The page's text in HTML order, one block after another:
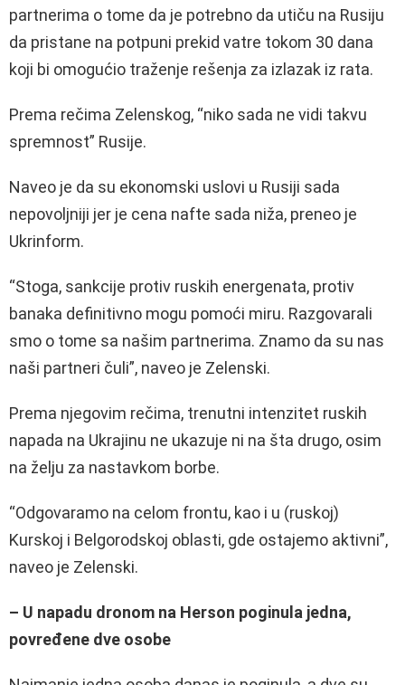
partnerima o tome da je potrebno da utiču na Rusiju
da pristane na potpuni prekid vatre tokom 30 dana
koji bi omogućio traženje rešenja za izlazak iz rata.
Prema rečima Zelenskog, “niko sada ne vidi takvu
spremnost” Rusije.
Naveo je da su ekonomski uslovi u Rusiji sada
nepovoljniji jer je cena nafte sada niža, preneo je
Ukrinform.
“Stoga, sankcije protiv ruskih energenata, protiv
banaka definitivno mogu pomoći miru. Razgovarali
smo o tome sa našim partnerima. Znamo da su nas
naši partneri čuli”, naveo je Zelenski.
Prema njegovim rečima, trenutni intenzitet ruskih
napada na Ukrajinu ne ukazuje ni na šta drugo, osim
na želju za nastavkom borbe.
“Odgovaramo na celom frontu, kao i u (ruskoj)
Kurskoj i Belgorodskoj oblasti, gde ostajemo aktivni”,
naveo je Zelenski.
– U napadu dronom na Herson poginula jedna,
povređene dve osobe